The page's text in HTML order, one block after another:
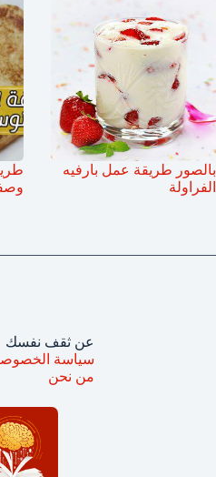
بالصور طريقة عمل بارفيه
الفراولة
عن ثقف نفسك
سياسة
من نحن